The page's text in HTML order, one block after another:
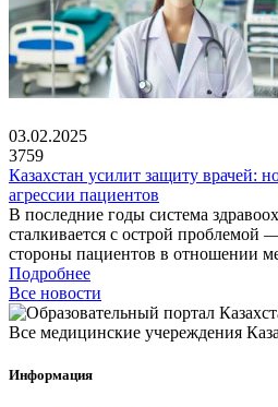
03.02.2025
3759
Казахстан усилит защиту врачей:
агрессии пациентов
В последние годы система
сталкивается с острой проблемой
стороны пациентов в отношении
Подробнее
Все новости
Все медицинские учереждения
Информация